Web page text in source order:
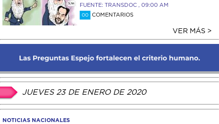
FUENTE: TRANSDOC , 09:00 AM
00 COMENTARIOS
VER MÁS >
JUEVES 23 DE ENERO DE 2020
NOTICIAS NACIONALES